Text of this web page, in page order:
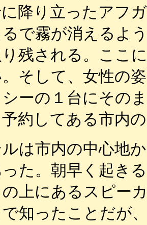
降り立ったアフ
で霧が消えるよ
残される。ここ
そして、女性の
シーの１台にその
約してある市内
は市内の中心地
た。朝早く起き
の上にあるスピー
知ったことだが